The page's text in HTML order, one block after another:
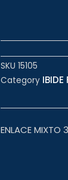
SKU 15105
Category IBIDE
ENLACE MIXTO